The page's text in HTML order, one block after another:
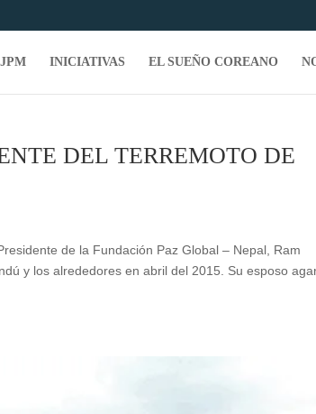
INICIATIVAS EL SUEÑO COREANO
DEL TERREMOTO DE
de la Fundación Paz Global – Nepal, Ram
y los alrededores en abril del 2015. Su esposo